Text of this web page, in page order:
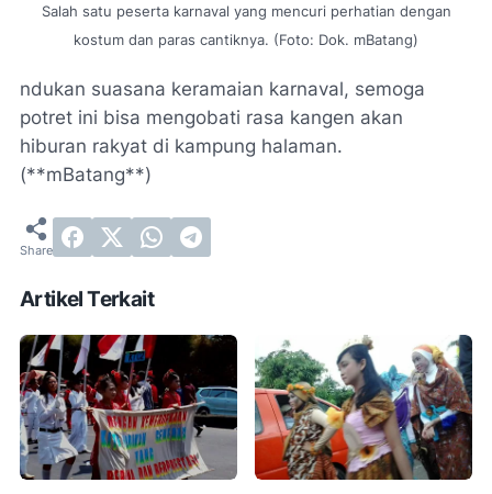
Salah satu peserta karnaval yang mencuri perhatian dengan
kostum dan paras cantiknya. (Foto: Dok. mBatang)
ndukan suasana keramaian karnaval, semoga
potret ini bisa mengobati rasa kangen akan
hiburan rakyat di kampung halaman.
(**mBatang**)
Artikel Terkait